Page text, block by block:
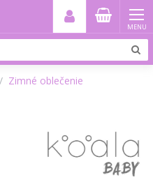
MENU
Zimné oblečenie